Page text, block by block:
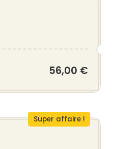
56,00 €
Super affaire !